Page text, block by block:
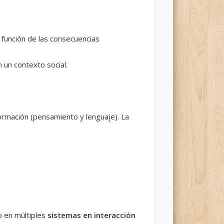
de las consecuencias
un contexto social.
(pensamiento y lenguaje). La
en múltiples sistemas en interacción